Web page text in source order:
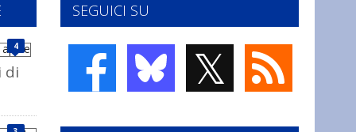
SEGUICI SU
𝕏
4
di